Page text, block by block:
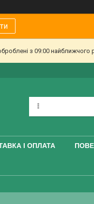
з 09:00 найближчого
І ОПЛАТА